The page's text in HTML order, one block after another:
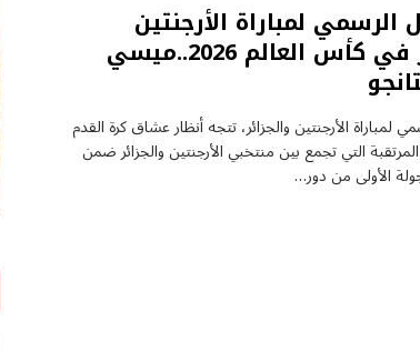
الرسمي لمباراة الأرجنتين
والجزائر في كأس العالم 2026..ميسي
لمباراة الأرجنتين والجزائر، تتجه أنظار عشاق كرة القدم
التي تجمع بين منتخبي الأرجنتين والجزائر ضمن
الأولى من دور…